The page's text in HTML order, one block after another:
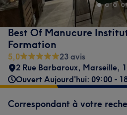
Best Of Manucure
Formation
5,0
23 avis
2 Rue Barbaroux, Marseille,
Ouvert Aujourd'hui: 09:00 -
Correspondant à votre